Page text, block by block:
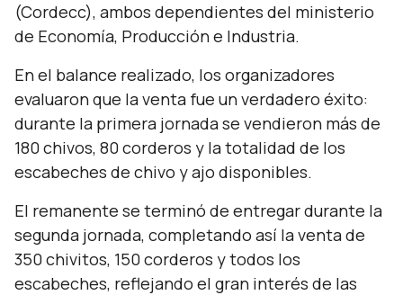
(Cordecc), ambos dependientes del ministerio
de Economía, Producción e Industria.
En el balance realizado, los organizadores
evaluaron que la venta fue un verdadero éxito:
durante la primera jornada se vendieron más de
180 chivos, 80 corderos y la totalidad de los
escabeches de chivo y ajo disponibles.
El remanente se terminó de entregar durante la
segunda jornada, completando así la venta de
350 chivitos, 150 corderos y todos los
escabeches, reflejando el gran interés de las